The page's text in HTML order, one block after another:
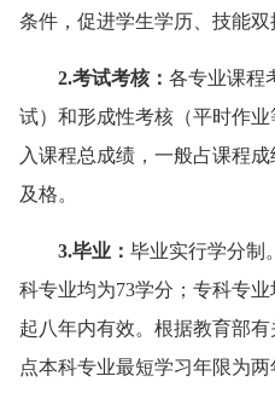
条件，促进学生学历、技能双
2.考试考核： 各专业课程
试）和形成性考核（平时作
入课程总成绩，一般占课程
及格。
3.毕业： 毕业实行学分制
科专业均为73学分；专科专
起八年内有效。根据教育部
点本科专业最短学习年限为